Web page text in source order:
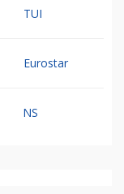
TUI
Eurostar
NS